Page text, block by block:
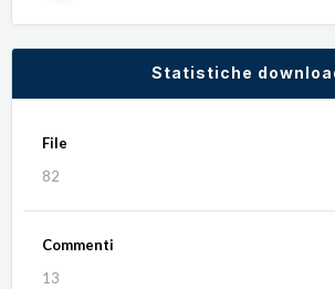
Statistiche
File
82
Commenti
13